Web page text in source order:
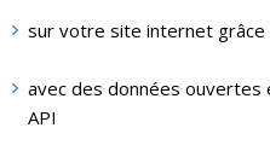
sur votre site internet
avec des données
API